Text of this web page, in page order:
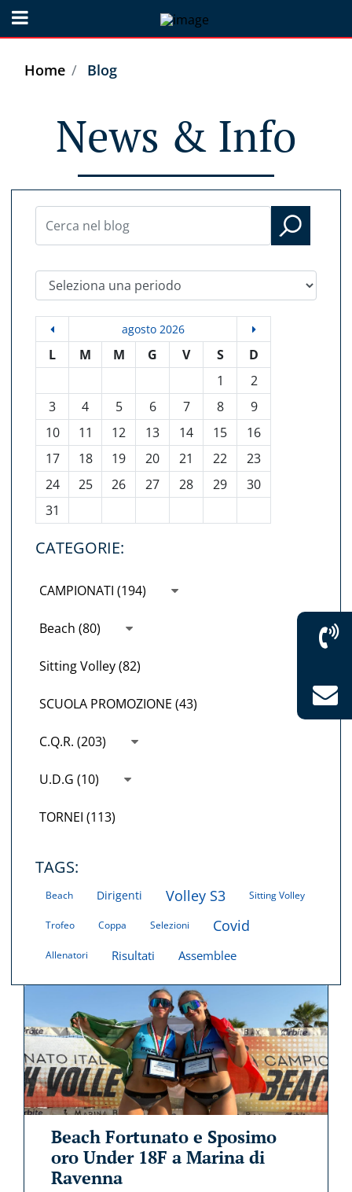
Open menu
Home Blog
News & Info
Seleziona una periodo
agosto 2026
L M M G V S
D
1
2
3
4 5 6 7 8
9
10
11 12 13 14 15
16
17
18 19 20 21 22
23
24
25 26 27 28 29
30
31
CATEGORIE:
CAMPIONATI (194)
Beach (80)
Sitting Volley (82)
SCUOLA PROMOZIONE (43)
C.Q.R. (203)
U.D.G (10)
TORNEI (113)
TAGS:
Beach Dirigenti Volley S3 Sitting Volley
Trofeo Coppa Selezioni Covid
Allenatori Risultati Assemblee
Beach Fortunato e Sposimo
oro Under 18F a Marina di
Ravenna